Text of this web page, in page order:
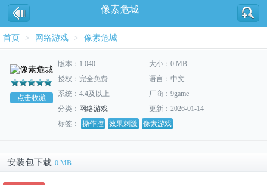
像素危城
首页 > 网络游戏 > 像素危城
点击收藏
版本：1.040
大小：0 MB
授权：完全免费
语言：中文
系统：4.4及以上
厂商：9game
分类： 网络游戏
更新：2026-01-14
标签：
操作控 效果刺激 像素游戏
安装包下载 0 MB